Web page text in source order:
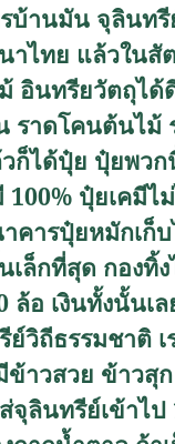
บ้านมัน จุลิน
ทย แล้วในสัต
นทรียวัตถุได้
าดโคนต้นไม้
ก็ได้ปุ๋ย ปุ๋ยพ
100% ปุ๋ยเคมีไ
ารปุ๋ยหมักเ
ล็กที่สุด กอง
ล้อ เงินทั้งนั้นเ
ถีธรรมชาติ
วสวย ข้าวสุ
ลินทรีย์เข้าไ